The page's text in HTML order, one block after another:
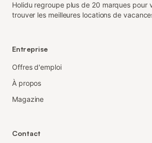
Holidu regroupe plus de 20 marques pour
trouver les meilleures locations de
Entreprise
Offres d'emploi
À propos
Magazine
Contact